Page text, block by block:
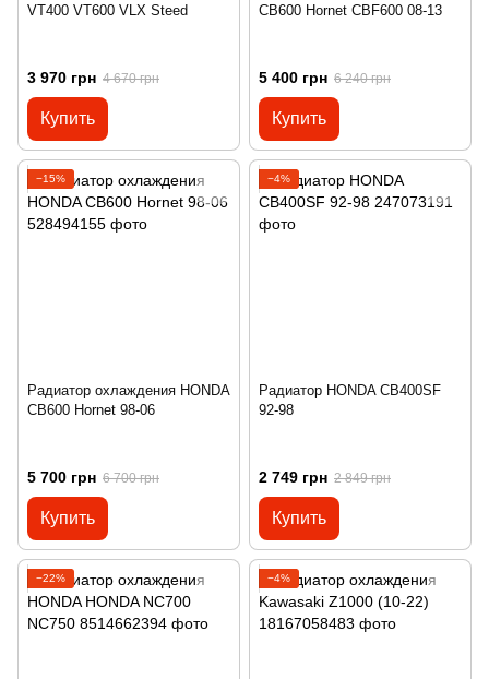
VT400 VT600 VLX Steed
3 970 грн 4 670 грн
Купить
CB600 Hornet CBF600 08-13
5 400 грн 6 240 грн
Купить
−15%
Радиатор охлаждения HONDA
CB600 Hornet 98-06
5 700 грн 6 700 грн
Купить
−4%
Радиатор HONDA CB400SF
92-98
2 749 грн 2 849 грн
Купить
−22% −4%